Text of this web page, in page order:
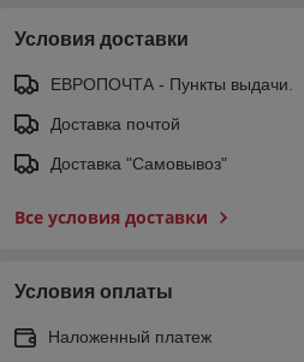
Условия доставки
ЕВРОПОЧТА - Пункты выдачи.
Доставка почтой
Доставка "Самовывоз"
Все условия доставки
Условия оплаты
Наложенный платеж